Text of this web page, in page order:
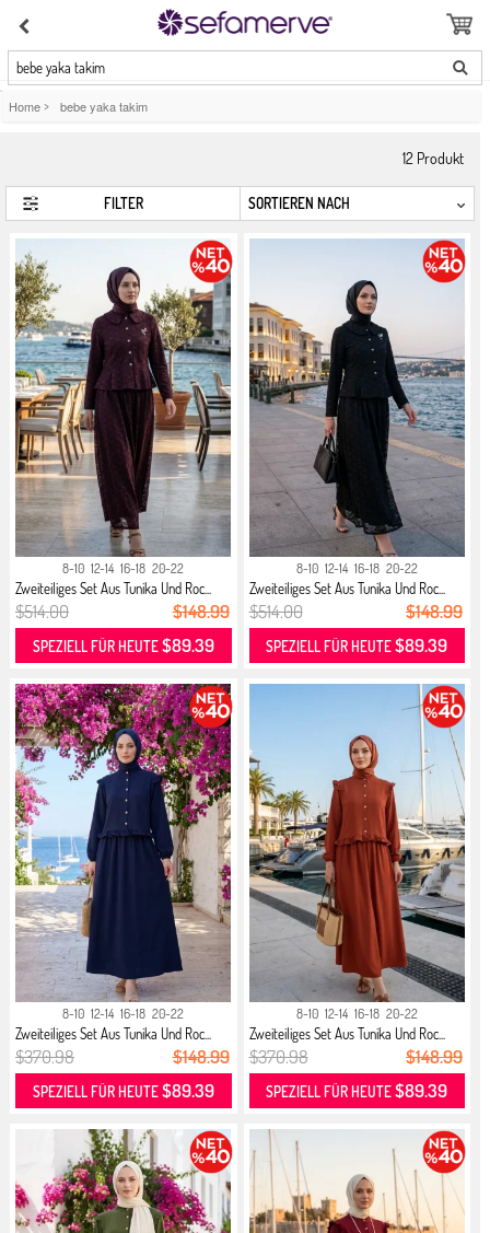
bebe yaka takim
Home > bebe yaka takim
12 Produkt
FILTER
8-10 12-14 16-18 20-22
Zweiteiliges Set Aus Tunika Und Roc...
$514.00 $148.99
SPEZIELL FÜR HEUTE$89.39
8-10 12-14 16-18 20-22
Zweiteiliges Set Aus Tunika Und Roc...
$514.00 $148.99
SPEZIELL FÜR HEUTE$89.39
8-10 12-14 16-18 20-22
Zweiteiliges Set Aus Tunika Und Roc...
$370.98 $148.99
SPEZIELL FÜR HEUTE$89.39
8-10 12-14 16-18 20-22
Zweiteiliges Set Aus Tunika Und Roc...
$370.98 $148.99
SPEZIELL FÜR HEUTE$89.39